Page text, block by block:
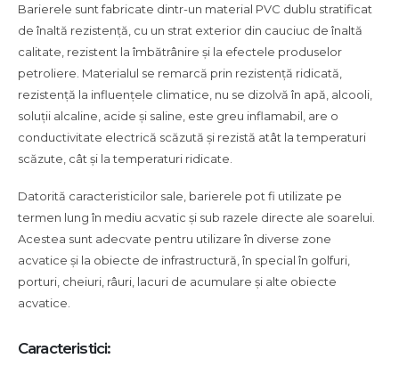
Barierele sunt fabricate dintr-un material PVC dublu stratificat
de înaltă rezistență, cu un strat exterior din cauciuc de înaltă
calitate, rezistent la îmbătrânire și la efectele produselor
petroliere. Materialul se remarcă prin rezistență ridicată,
rezistență la influențele climatice, nu se dizolvă în apă, alcooli,
soluții alcaline, acide și saline, este greu inflamabil, are o
conductivitate electrică scăzută și rezistă atât la temperaturi
scăzute, cât și la temperaturi ridicate.
Datorită caracteristicilor sale, barierele pot fi utilizate pe
termen lung în mediu acvatic și sub razele directe ale soarelui.
Acestea sunt adecvate pentru utilizare în diverse zone
acvatice și la obiecte de infrastructură, în special în golfuri,
porturi, cheiuri, râuri, lacuri de acumulare și alte obiecte
acvatice.
Caracteristici: